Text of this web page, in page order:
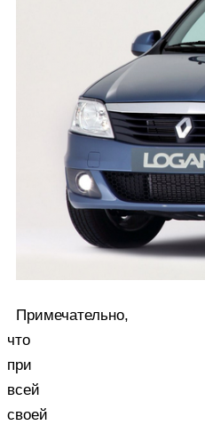
Примечательно,
что
при
всей
своей